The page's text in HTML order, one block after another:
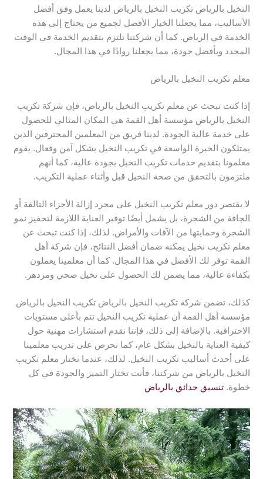
النخيل بالرياض تكريب النخيل بالرياض لدينا يعمل وفق أفضل
الأساليب، مما يجعلنا الخيار الأفضل لجميع من يحتاج إلى هذه
الخدمة في الرياض. كما أن شركتنا تلتزم بتقديم الخدمة في الوقت
المحدد وبأفضل جودة، مما يجعلنا روادًا في هذا المجال.
معلم تكريب النخيل بالرياض
إذا كنت تبحث عن معلم تكريب النخيل بالرياض، فإن شركة تكريب
النخيل بالرياض مؤسسة أهل القمة هي المكان المثالي للحصول
على خدمة عالية الجودة. لدينا فريق من المعلمين المحترفين الذين
يمتلكون الخبرة الواسعة في تكريب النخيل بشكل آمن وفعال. يقوم
معلمونا بتقديم خدمات تكريب النخيل بجودة عالية، كما أنهم
ملتزمون بالتحقق من صحة النخيل قبل وأثناء عملية التكريب.
لا يقتصر دور معلم تكريب النخيل على مجرد إزالة الأجزاء التالفة أو
الجافة من الشجرة، بل يشمل أيضًا توفير العناية اللازمة لتحفيز نمو
الشجرة وحمايتها من الآفات والأمراض. لذلك، إذا كنت تبحث عن
معلم تكريب نخيل يمكنه ضمان أفضل النتائج، فإن شركة أهل
القمة توفر لك الأفضل في هذا المجال. كما أن معلمينا يعملون
بكفاءة عالية، مما يضمن لك الحصول على نخيل صحي ومزدهر.
كذلك، تضمن شركة تكريب النخيل بالرياض تكريب النخيل بالرياض
مؤسسة أهل القمة أن عملية تكريب النخيل تتم بأعلى مستويات
الاحترافية. بالإضافة إلى ذلك، فإننا نقدم استشارات مهنية حول
كيفية العناية بالنخيل بشكل عام، كما نحرص على تدريب معلمينا
على أحدث أساليب تكريب النخيل. لذلك، عندما تختار معلم تكريب
النخيل بالرياض من شركتنا، فأنت تختار التميز والجودة في كل
خطوة.تنسيق حدائق بالرياض